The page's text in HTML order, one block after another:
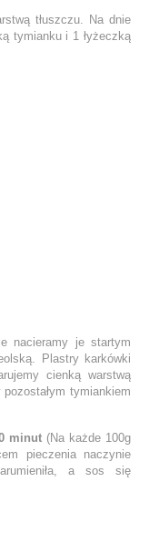
tłuszczu. Na dnie
tymianku i 1 łyżeczką
nacieramy je startym
Plastry karkówki
cienką warstwą
tymiankiem
minut(Na każde 100g
pieczenia naczynie
a sos się